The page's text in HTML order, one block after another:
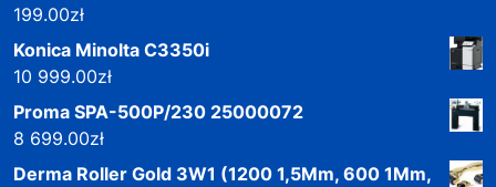
199.00zł
Konica Minolta C3350i
10 999.00zł
Proma SPA-500P/230 25000072
8 699.00zł
Derma Roller Gold 3W1 (1200 1,5Mm, 600 1Mm,